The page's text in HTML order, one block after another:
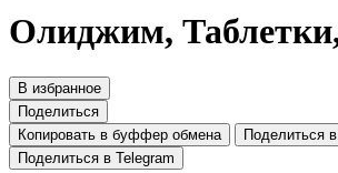
Олиджим,
В избранное
Поделиться
Копировать в буффер обмена
Поделиться
Поделиться в Telegram